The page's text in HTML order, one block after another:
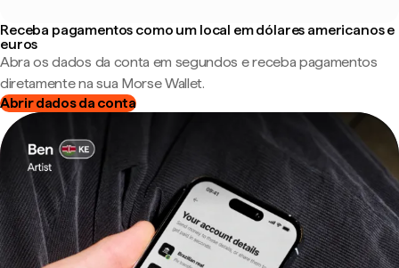
Receba pagamentos como um local em dólares americanos e
euros
Abra os dados da conta em segundos e receba pagamentos
diretamente na sua Morse Wallet.
Abrir dados da conta